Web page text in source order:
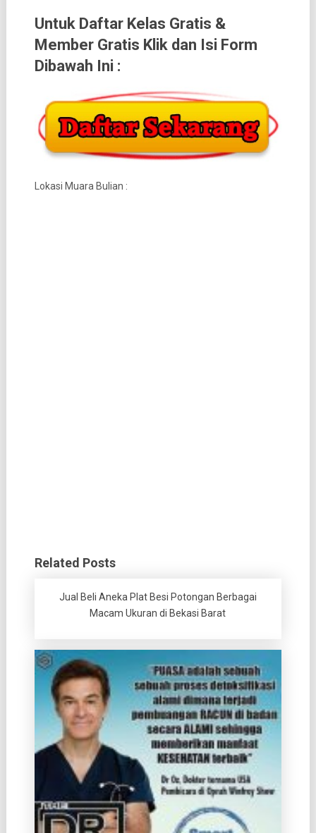
Untuk Daftar Kelas Gratis &
Member Gratis Klik dan Isi Form
Dibawah Ini :
Lokasi Muara Bulian :
Related Posts
Jual Beli Aneka Plat Besi Potongan Berbagai
Macam Ukuran di Bekasi Barat